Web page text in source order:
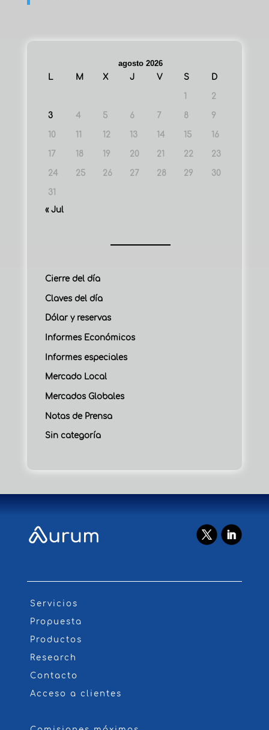
agosto 2026
L
M X J V S D
1 2
3 4 5 6 7 8 9
10 11 12 13 14 15 16
17 18 19 20 21 22 23
24 25 26 27 28 29 30
31
« Jul
Cierre del día
Claves del día
Dólar y reservas
Informes Económicos
Informes especiales
Mercado Local
Mercados Globales
Notas de Prensa
Sin categoría
Servicios
Propuesta
Productos
Research
Contacto
Acceso a clientes